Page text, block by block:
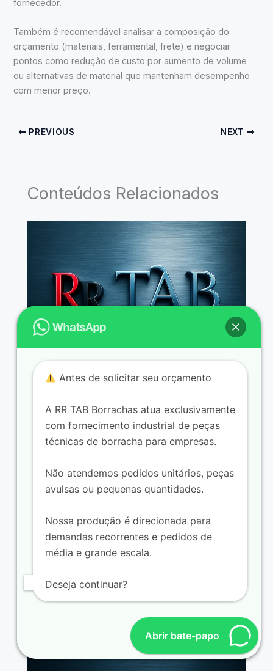
fornecedor.
Também é recomendável analisar a composição do
orçamento (materiais, ferramental, frete) e negociar
pontos como redução de custo por aumento de volume
ou alternativas de material que mantenham desempenho
com menor preço.
PREVIOUS NEXT
Conteúdos Relacionados
Antes de solicitar seu orçamento
A RR TAB Borrachas atua exclusivamente
com fornecimento industrial de peças
técnicas de borracha para empresas.
Não atendemos pedidos unitários, peças
avulsas ou pequenas quantidades.
Nossa produção é direcionada para
demandas recorrentes e pedidos de
média e grande escala.
Deseja continuar?
Abrir bate-papo